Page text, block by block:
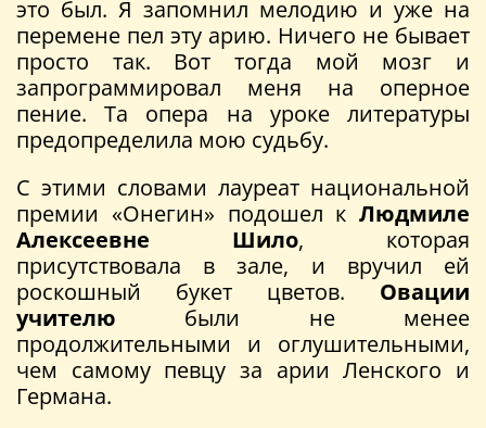
это был. Я запомнил мелодию и уже на
перемене пел эту арию. Ничего не бывает
просто так. Вот тогда мой мозг и
запрограммировал меня на оперное
пение. Та опера на уроке литературы
предопределила мою судьбу.
С этими словами лауреат национальной
премии «Онегин» подошел к Людмиле
Алексеевне Шило, которая
присутствовала в зале, и вручил ей
роскошный букет цветов. Овации
учителю были не менее
продолжительными и оглушительными,
чем самому певцу за арии Ленского и
Германа.